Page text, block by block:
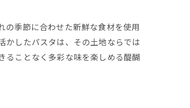
の季節に合わせた新鮮な食材を使用
かしたパスタは、その土地ならでは
ることなく多彩な味を楽しめる醍醐